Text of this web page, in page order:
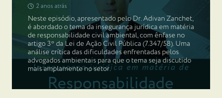
2 anos atrás
Neste episódio, apresentado pelo Dr. Adivan Zanchet,
é abordado o tema da insegurança jurídica em matéria
de responsabilidade civil ambiental, com ênfase no
artigo 3º da Lei de Ação Civil Pública (7.347/58). Uma
análise crítica das dificuldades enfrentadas pelos
advogados ambientais para que o tema seja discutido
mais amplamente no setor.